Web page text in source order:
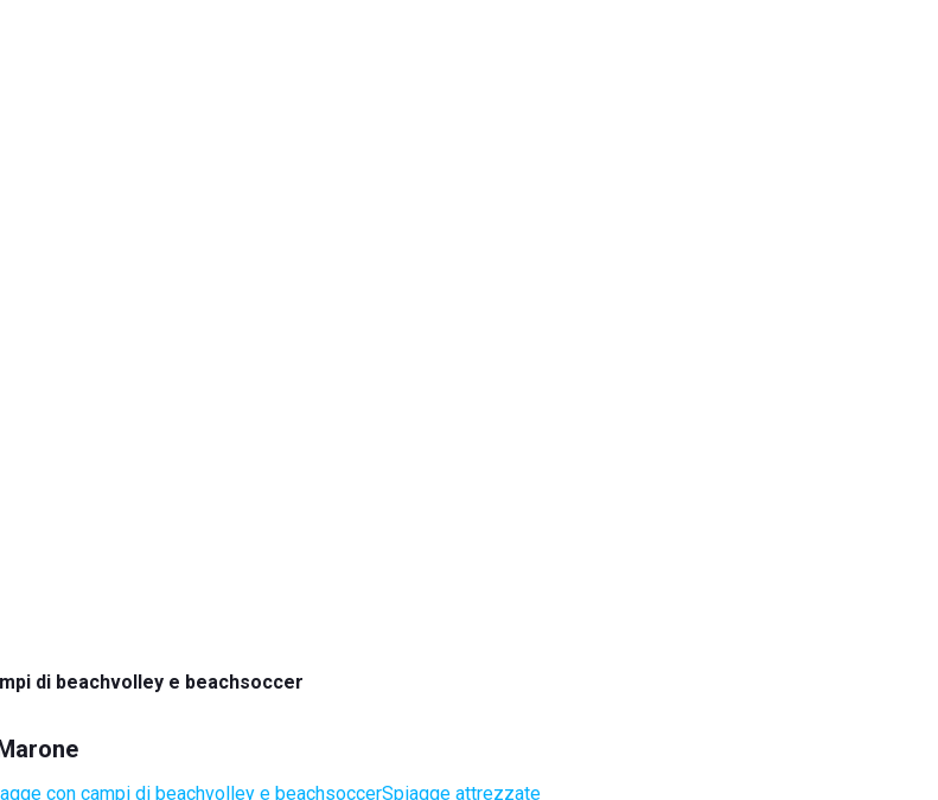
di beachvolley e beachsoccer
con campi di beachvolley e beachsoccerSpiagge attrezzate